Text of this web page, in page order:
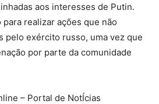
aos interesses de Putin.
realizar ações que não
pelo exército russo, uma vez que
por parte da comunidade
– Portal de NotÍcias